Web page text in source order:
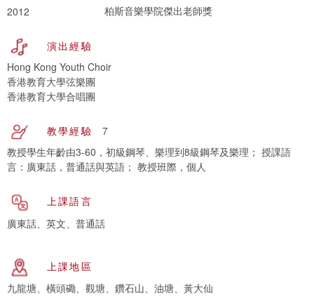
2012
柏斯音樂學院傑出老師獎
演出經驗
Hong Kong Youth Choir
香港教育大學弦樂團
香港教育大學合唱團
教學經驗
7
教授學生年齡由3-60，初級鋼琴、樂理到8級鋼琴及樂理； 授課語
言：廣東話，普通話與英語； 教授班際，個人
上課語言
廣東話、英文、普通話
上課地區
九龍塘、橫頭磡、觀塘、鑽石山、油塘、黃大仙